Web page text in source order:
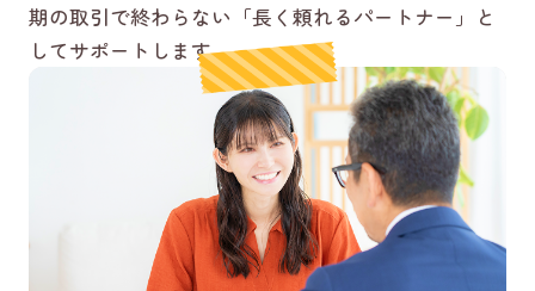
期の取引で終わらない「長く頼れるパートナー」と
してサポートします。